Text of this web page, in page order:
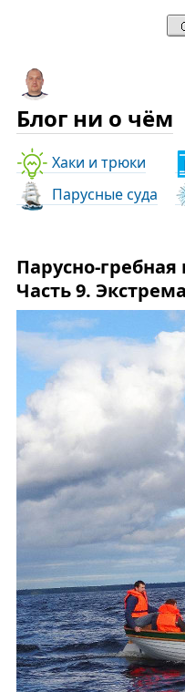
Блог ни о чём
Хаки и трюки
Парусные суда
Парусно-
Часть 9.